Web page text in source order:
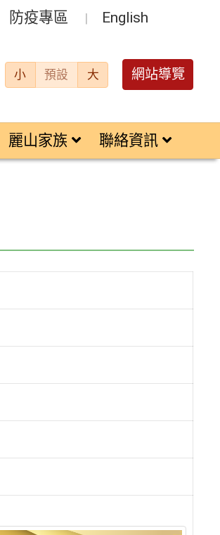
防疫專區 English
小 預設 大 網站導覽
麗山家族 聯絡資訊